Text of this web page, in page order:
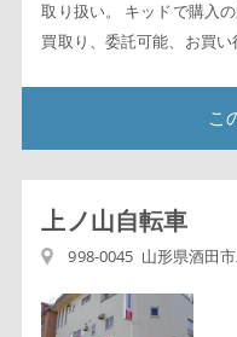
取り扱い。 キッドで購入
買取り、委託可能、お買い
こ
上ノ山自転車
998-0045 山形県酒田